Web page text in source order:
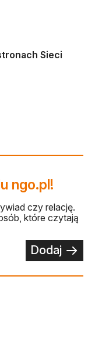
Sieci
się w nowej
ngo.pl!
czy relację.
które czytają
Dodaj